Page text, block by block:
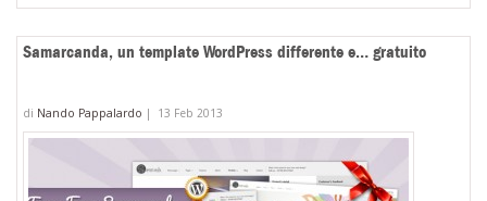
Samarcanda, un template WordPress differente e… gratuito
di Nando Pappalardo | 13 Feb 2013